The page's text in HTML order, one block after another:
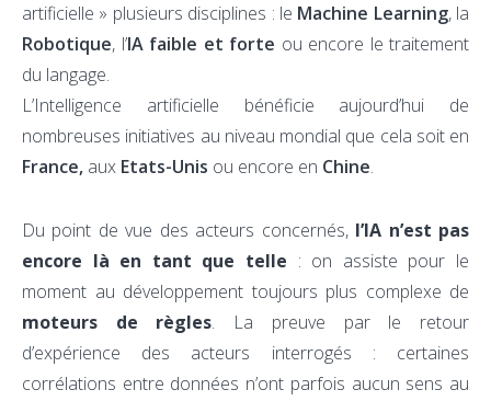
artificielle » plusieurs disciplines : le Machine Learning, la
Robotique, l’IA faible et forte ou encore le traitement
du langage.
L’Intelligence artificielle bénéficie aujourd’hui de
nombreuses initiatives au niveau mondial que cela soit en
France, aux Etats-Unis ou encore en Chine.
Du point de vue des acteurs concernés, l’IA n’est pas
encore là en tant que telle : on assiste pour le
moment au développement toujours plus complexe de
moteurs de règles. La preuve par le retour
d’expérience des acteurs interrogés : certaines
corrélations entre données n’ont parfois aucun sens au